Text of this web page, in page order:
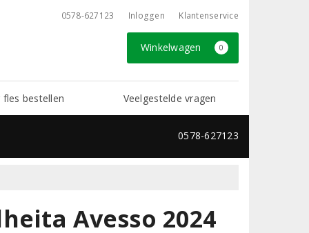
0578-627123 Inloggen Klantenservice
Winkelwagen 0
fles bestellen Veelgestelde vragen
0578-627123
Avesso 2024